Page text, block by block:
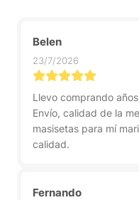
Belen
23/7/2026
Llevo comprando
Envío, calidad de la
masisetas para mí
calidad.
Fernando